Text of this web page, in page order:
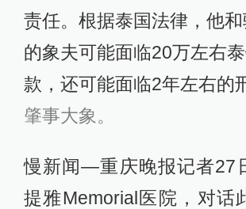
责任。根据泰国法律，他
的象夫可能面临20万左右
款，还可能面临2年左右的
肇事大象。
慢新闻—重庆晚报记者27
提雅Memorial医院，对话